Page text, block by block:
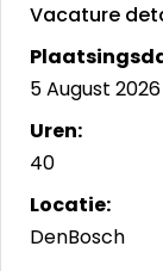
Vacature
5 August 2026
Uren:
40
Locatie:
DenBosch